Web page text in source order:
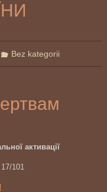
Bez kategorii
активації
101